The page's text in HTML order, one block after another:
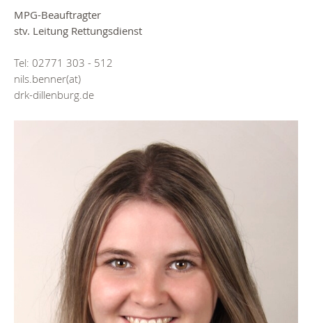
MPG-Beauftragter
stv. Leitung Rettungsdienst
Tel: 02771 303 - 512
nils.benner(at)
drk-dillenburg.de